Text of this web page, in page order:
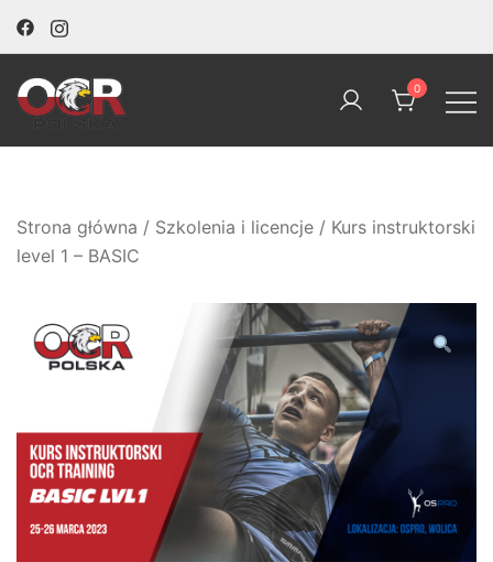
Skip
OCR Polska
0
Strona główna / Szkolenia i licencje / Kurs instruktorski
level 1 – BASIC